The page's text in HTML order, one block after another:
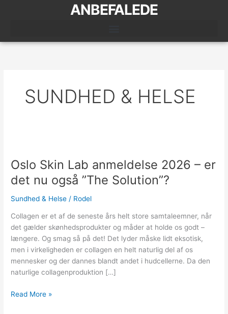
ANBEFALEDE
SUNDHED & HELSE
Oslo Skin Lab anmeldelse 2026 – er
det nu også ”The Solution”?
Sundhed & Helse / Rodel
Collagen er et af de seneste års helt store samtaleemner, når
det gælder skønhedsprodukter og måder at holde os godt –
længere. Og smag så på det! Det lyder måske lidt eksotisk,
men i virkeligheden er collagen en helt naturlig del af os
mennesker og der dannes blandt andet i hudcellerne. Da den
naturlige collagenproduktion […]
Lab
anmeldelse
2026
–
det
nu
også
”The
Solution”?
Read More »